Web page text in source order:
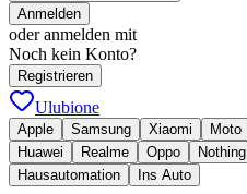
Anmelden
oder anmelden mit
Noch kein Konto?
Registrieren
Ulubione
Apple Samsung Xiaomi Moto
Huawei
Realme Oppo Nothing
Hausautomation
Ins Auto